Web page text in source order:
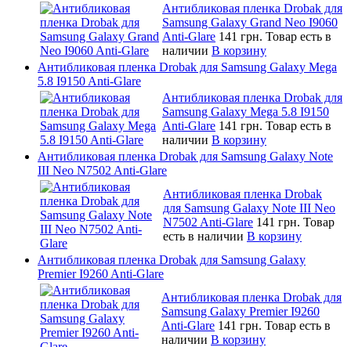
Антибликовая пленка Drobak для
Samsung Galaxy Grand Neo I9060
Anti-Glare 141 грн. Товар есть в
наличии В корзину
Антибликовая пленка Drobak для Samsung Galaxy Mega
5.8 I9150 Anti-Glare
Антибликовая пленка Drobak для
Samsung Galaxy Mega 5.8 I9150
Anti-Glare 141 грн. Товар есть в
наличии В корзину
Антибликовая пленка Drobak для Samsung Galaxy Note
III Neo N7502 Anti-Glare
Антибликовая пленка Drobak
для Samsung Galaxy Note III Neo
N7502 Anti-Glare 141 грн. Товар
есть в наличии В корзину
Антибликовая пленка Drobak для Samsung Galaxy
Premier I9260 Anti-Glare
Антибликовая пленка Drobak для
Samsung Galaxy Premier I9260
Anti-Glare 141 грн. Товар есть в
наличии В корзину